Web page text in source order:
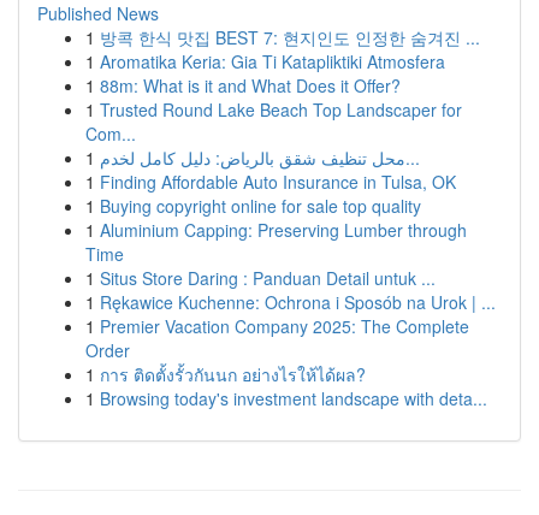
Published News
1 방콕 한식 맛집 BEST 7: 현지인도 인정한 숨겨진 ...
1 Aromatika Keria: Gia Ti Katapliktiki Atmosfera
1 88m: What is it and What Does it Offer?
1 Trusted Round Lake Beach Top Landscaper for
Com...
1
محل تنظيف شقق بالرياض: دليل كامل لخدم...
1 Finding Affordable Auto Insurance in Tulsa, OK
1 Buying copyright online for sale top quality
1 Aluminium Capping: Preserving Lumber through
Time
1 Situs Store Daring : Panduan Detail untuk ...
1 Rękawice Kuchenne: Ochrona i Sposób na Urok | ...
1 Premier Vacation Company 2025: The Complete
Order
1 การ ติดตั้งรั้วกันนก อย่างไรให้ได้ผล?
1 Browsing today's investment landscape with deta...